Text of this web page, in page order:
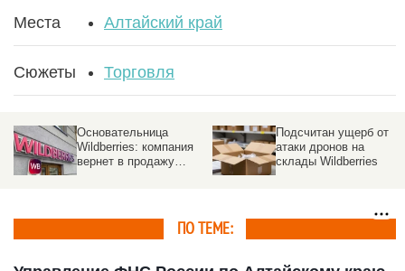
Места Алтайский край
Сюжеты Торговля
Основательница
Wildberries: компания
вернет в продажу
Подсчитан ущерб от
атаки дронов на
склады Wildberries
ПО ТЕМЕ: